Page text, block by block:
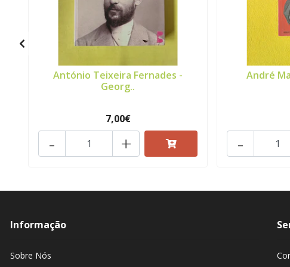
António Teixeira Fernades -
Georg..
7,00€
+
-
André
-
Informação
Sobre Nós